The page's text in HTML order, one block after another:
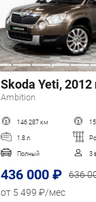
Skoda Yeti, 2012
Ambition
146 287 км
1.8 л.
Полный 3
436 000 ₽
636
от 5 499 ₽/мес